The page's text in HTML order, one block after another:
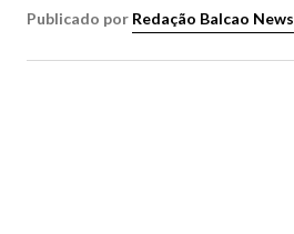
Publicado por Redação Balcao News